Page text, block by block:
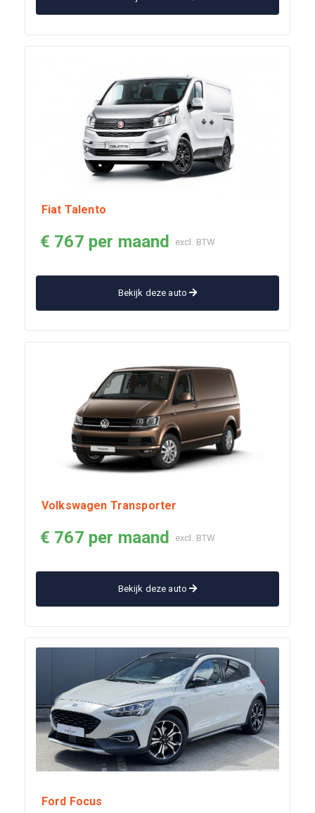
Fiat Talento
€ 767 per maand excl. BTW
Bekijk deze auto
Volkswagen Transporter
€ 767 per maand excl. BTW
Bekijk deze auto
Ford Focus